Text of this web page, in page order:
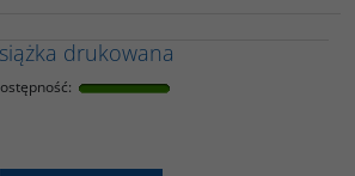
drukowana
: